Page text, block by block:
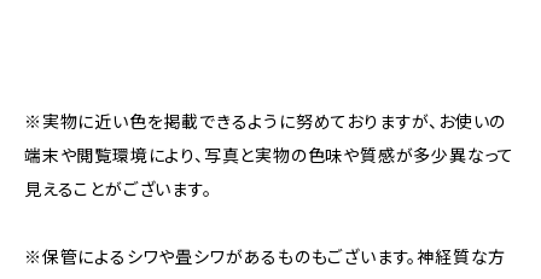
※実物に近い色を掲載できるように努めておりますが、お使いの
端末や閲覧環境により、写真と実物の色味や質感が多少異なって
見えることがございます。
※保管によるシワや畳シワがあるものもございます。神経質な方